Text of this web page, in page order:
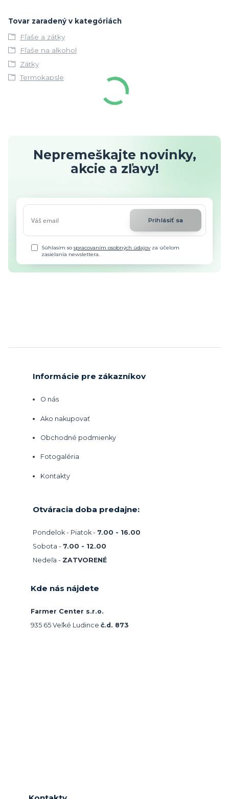
Tovar zaradený v kategóriách
Fľaše a zátky
Fľaše na alkohol
Zátky
Termokapsle
Nepremeškajte novinky,
akcie a zľavy!
Prihlásiť sa
Súhlasím sospracovaním osobných údajovza účelom
zasielania newslettera.
Informácie pre zákazníkov
O nás
Ako nakupovať
Obchodné podmienky
Fotogaléria
Kontakty
Otváracia doba predajne:
Pondelok - Piatok - 7.00 - 16.00
Sobota - 7.00 - 12.00
Nedeľa - ZATVORENÉ
Kde nás nájdete
Farmer Center s.r.o.
935 65 Veľké Ludince č.d. 873